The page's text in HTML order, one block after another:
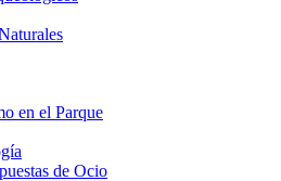
en el Parque
de Ocio